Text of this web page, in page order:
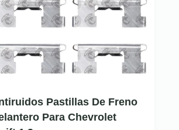
Pastillas De Freno
Para Chevrolet